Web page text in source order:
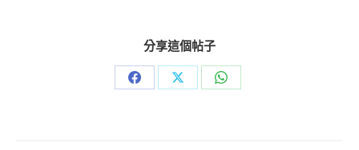
分享這個帖子
Share
Share
Share